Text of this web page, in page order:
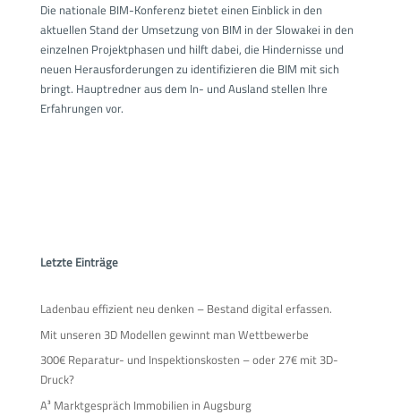
Die nationale BIM-Konferenz bietet einen Einblick in den
aktuellen Stand der Umsetzung von BIM in der Slowakei in den
einzelnen Projektphasen und hilft dabei, die Hindernisse und
neuen Herausforderungen zu identifizieren die BIM mit sich
bringt. Hauptredner aus dem In- und Ausland stellen Ihre
Erfahrungen vor.
Letzte Einträge
Ladenbau effizient neu denken – Bestand digital erfassen.
Mit unseren 3D Modellen gewinnt man Wettbewerbe
300€ Reparatur- und Inspektionskosten – oder 27€ mit 3D-
Druck?
A³ Marktgespräch Immobilien in Augsburg